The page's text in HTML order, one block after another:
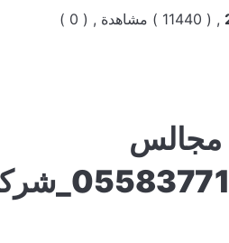
, ( 0 )
بالاحساء_0558377136_شركة